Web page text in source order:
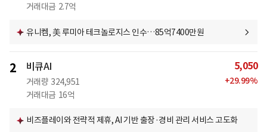
거래대금 2.7억
유니켐, 美 루미아 테크놀로지스 인수…85억7400만원
2 비큐AI
거래량 324,951
거래대금 16억
5,050
+29.99%
비즈플레이와 전략적 제휴, AI 기반 출장·경비 관리 서비스 고도화